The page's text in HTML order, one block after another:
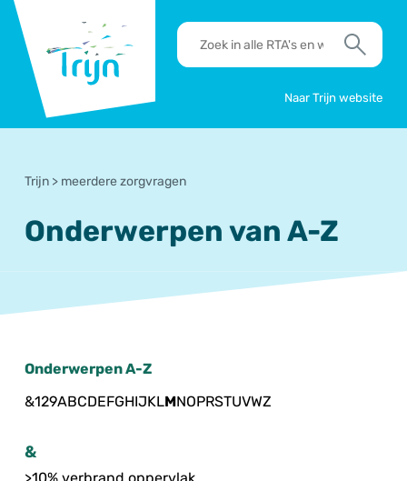
Trijn
RTA's
en
Zoek
Naar Trijn website
Trijn > meerdere zorgvragen
Onderwerpen van A-Z
Onderwerpen A-Z
&129ABCDEFGHIJKLMNOPRSTUVWZ
&